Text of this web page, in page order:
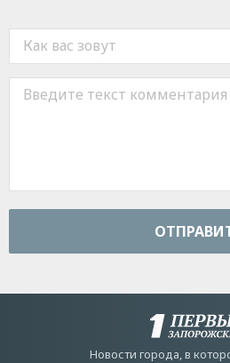
Новости города, в